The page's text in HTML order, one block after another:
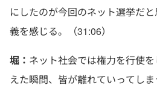
にしたのが今回のネット選挙だ
義を感じる。（31:06）
堀： ネット社会では権力を行使
えた瞬間、皆が離れていってし